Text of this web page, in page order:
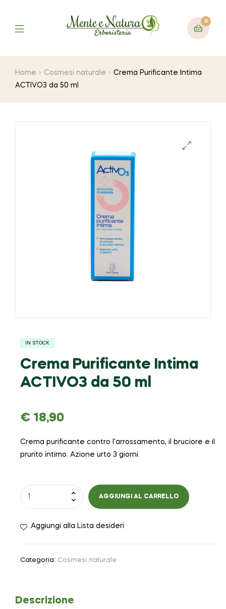
0
Home Cosmesi naturale
Crema Purificante Intima
ACTIVO3 da 50 ml
IN STOCK
Crema Purificante Intima
ACTIVO3 da 50 ml
€ 18,90
Crema purificante contro l’arrossamento, il bruciore e il
prurito intimo. Azione urto 3 giorni.
AGGIUNGI AL CARRELLO
Aggiungi alla Lista desideri
Categoria: Cosmesi naturale
Descrizione